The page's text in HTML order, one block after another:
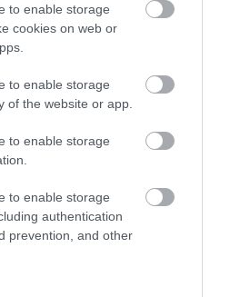
to enable storage
cookies on web or
to enable storage
of the website or app.
to enable storage
to enable storage
authentication
prevention, and other